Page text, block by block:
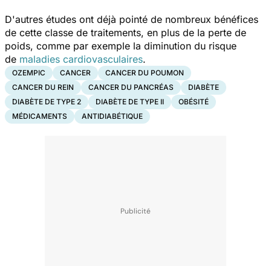
D'autres études ont déjà pointé de nombreux bénéfices
de cette classe de traitements, en plus de la perte de
poids, comme par exemple la diminution du risque
de maladies cardiovasculaires.
OZEMPIC CANCER
CANCER DU POUMON
CANCER DU REIN
CANCER DU PANCRÉAS
DIABÈTE
DIABÈTE DE TYPE 2
DIABÈTE DE TYPE II
OBÉSITÉ
MÉDICAMENTS
ANTIDIABÉTIQUE